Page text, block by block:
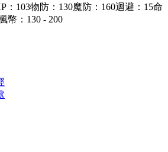
： 103物防 ： 130魔防 ： 160迴避 ： 15命
幣 ： 130 - 200